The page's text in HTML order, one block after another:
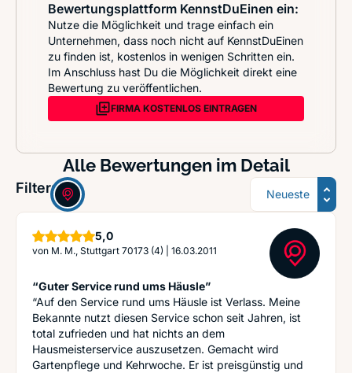
Bewertungsplattform KennstDuEinen ein:
Nutze die Möglichkeit und trage einfach ein
Unternehmen, dass noch nicht auf KennstDuEinen
zu finden ist, kostenlos in wenigen Schritten ein.
Im Anschluss hast Du die Möglichkeit direkt eine
Bewertung zu veröffentlichen.
FIRMA KOSTENLOS EINTRAGEN
Alle Bewertungen im Detail
Filter: Sortierung
5,0Sterne
von M. M., Stuttgart 70173 (4) 16.03.2011
“Guter Service rund ums Häusle”
“Auf den Service rund ums Häusle ist Verlass. Meine
Bekannte nutzt diesen Service schon seit Jahren, ist
total zufrieden und hat nichts an dem
Hausmeisterservice auszusetzen. Gemacht wird
Gartenpflege und Kehrwoche. Er ist preisgünstig und